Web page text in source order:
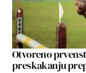
Otvoreno
preskakanju